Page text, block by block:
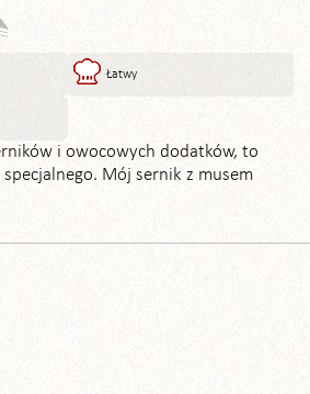
Łatwy
i owocowych dodatków, to
specjalnego. Mój sernik z musem